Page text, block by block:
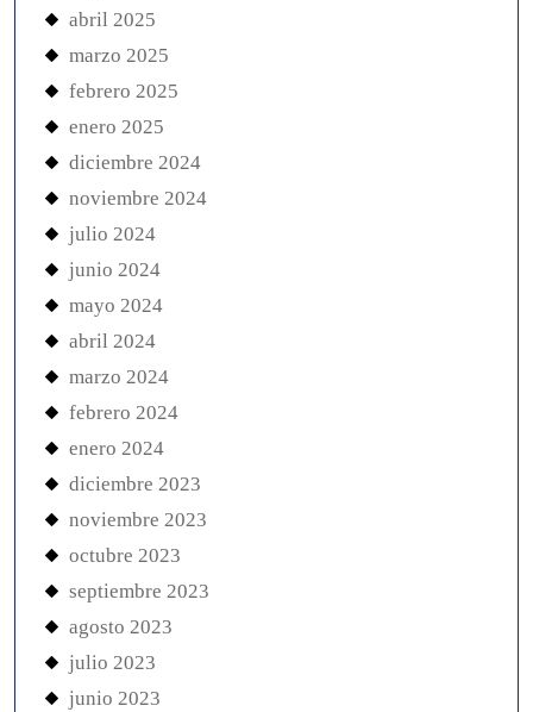
abril 2025
marzo 2025
febrero 2025
enero 2025
diciembre 2024
noviembre 2024
julio 2024
junio 2024
mayo 2024
abril 2024
marzo 2024
febrero 2024
enero 2024
diciembre 2023
noviembre 2023
octubre 2023
septiembre 2023
agosto 2023
julio 2023
junio 2023